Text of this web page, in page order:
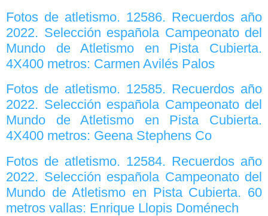
Fotos de atletismo. 12586. Recuerdos año
2022. Selección española Campeonato del
Mundo de Atletismo en Pista Cubierta.
4X400 metros: Carmen Avilés Palos
Fotos de atletismo. 12585. Recuerdos año
2022. Selección española Campeonato del
Mundo de Atletismo en Pista Cubierta.
4X400 metros: Geena Stephens Co
Fotos de atletismo. 12584. Recuerdos año
2022. Selección española Campeonato del
Mundo de Atletismo en Pista Cubierta. 60
metros vallas: Enrique Llopis Doménech